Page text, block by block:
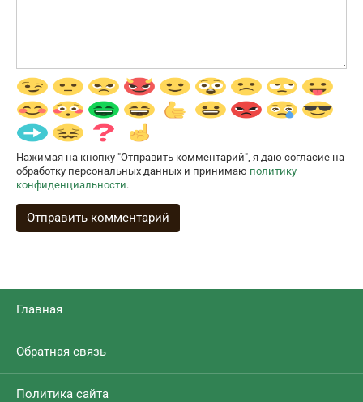
Нажимая на кнопку "Отправить комментарий", я даю согласие на
обработку персональных данных и принимаю политику
конфиденциальности.
Главная
Обратная связь
Политика сайта